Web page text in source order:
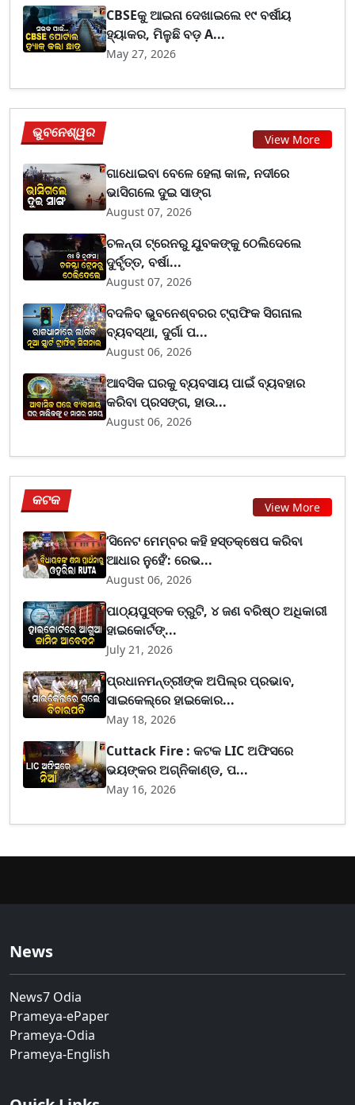
CBSEକୁ ଆଇନା ଦେଖାଇଲେ ୧୯ ବର୍ଷୀୟ
ହ୍ୟାକର, ମିଳୁଛି ବଡ଼ A...
May 27, 2026
ଭୁବନେଶ୍ୱର View More
ଗାଧୋଇବା ବେଳେ ହେଲା କାଳ, ନଦୀରେ
ଭାସିଗଲେ ଦୁଇ ସାଙ୍ଗ
August 07, 2026
ଚଳନ୍ତା ଟ୍ରେନରୁ ଯୁବକଙ୍କୁ ଠେଲିଦେଲେ
ଦୁର୍ବୃତ୍ତ, ବର୍ଷା...
August 07, 2026
ବଦଳିବ ଭୁବନେଶ୍ବରର ଟ୍ରାଫିକ ସିଗନାଲ
ବ୍ୟବସ୍ଥା, ଦୁର୍ଗା ପ...
August 06, 2026
ଆବସିକ ଘରକୁ ବ୍ୟବସାୟ ପାଇଁ ବ୍ୟବହାର
କରିବା ପ୍ରସଙ୍ଗ, ହାଉ...
August 06, 2026
କଟକ View More
‘ସିନେଟ ମେମ୍ବର କହି ହସ୍ତକ୍ଷେପ କରିବା
ଆଧାର ନୁହେଁ’: ରେଭ...
August 06, 2026
ପାଠ୍ୟପୁସ୍ତକ ତ୍ରୁଟି, ୪ ଜଣ ବରିଷ୍ଠ ଅଧିକାରୀ
ହାଇକୋର୍ଟଙ୍...
July 21, 2026
ପ୍ରଧାନମନ୍ତ୍ରୀଙ୍କ ଅପିଲ୍‌ର ପ୍ରଭାବ,
ସାଇକେଲ୍‌ରେ ହାଇକୋର...
May 18, 2026
Cuttack Fire : କଟକ LIC ଅଫିସରେ
ଭୟଙ୍କର ଅଗ୍ନିକାଣ୍ଡ, ପ...
May 16, 2026
News
News7 Odia
Prameya-ePaper
Prameya-Odia
Prameya-English